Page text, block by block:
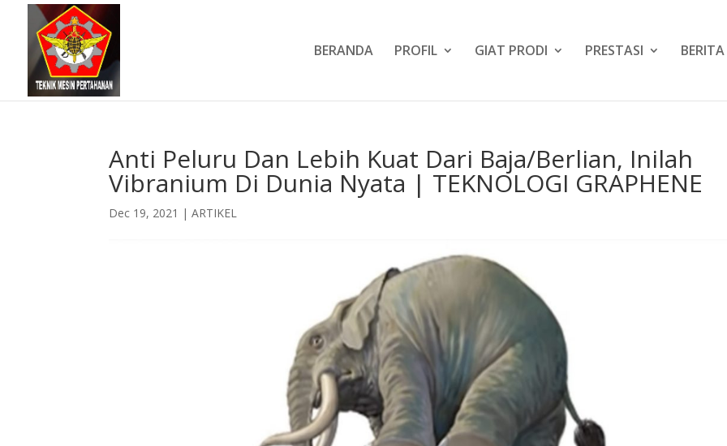
BERANDA PROFIL GIAT PRODI PRESTASI BERITA
Anti Peluru Dan Lebih Kuat Dari Baja/Berlian, Inilah
Vibranium Di Dunia Nyata | TEKNOLOGI GRAPHENE
Dec 19, 2021 |ARTIKEL